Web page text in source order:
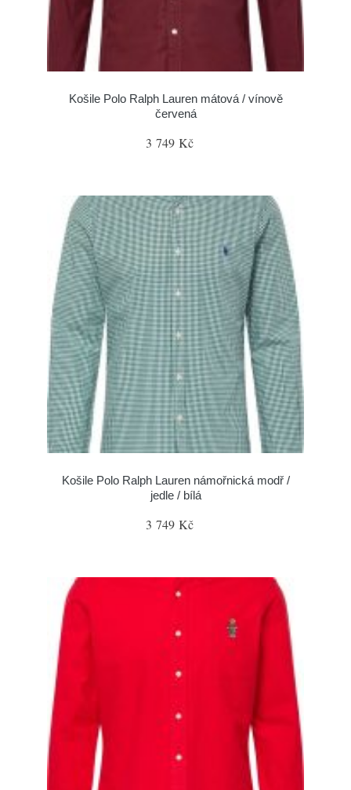
Košile Polo Ralph Lauren mátová / vínově
červená
3 749 Kč
Košile Polo Ralph Lauren námořnická modř /
jedle / bílá
3 749 Kč